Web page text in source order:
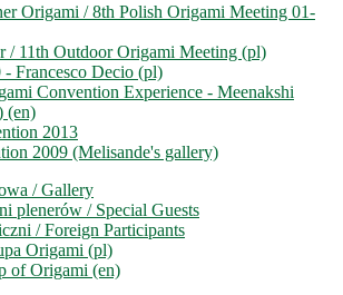
Origami / 8th Polish Origami Meeting 01-
/ 11th Outdoor Origami Meeting (pl)
Francesco Decio (pl)
Convention Experience - Meenakshi
(en)
2013
2009 (Melisande's gallery)
/ Gallery
plenerów / Special Guests
/ Foreign Participants
Origami (pl)
of Origami (en)